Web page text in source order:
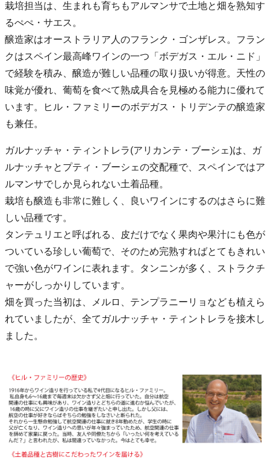
栽培担当は、生まれも育ちもアルマンサで土地と畑を熟知す
るぺぺ・サエス。
醸造家はオーストラリア人のフランク・ゴンザレス。フラン
クはスペイン最高峰ワインの一つ「ボデガス・エル・ニド」
で経験を積み、醸造が難しい品種の取り扱いが得意。天性の
味覚が優れ、葡萄を食べて熟成具合を見極める能力に優れて
います。ヒル・ファミリーのボデガス・トリデンテの醸造家
も兼任。
ガルナッチャ・ティントレラ(アリカンテ・ブーシェ)は、ガ
ルナッチャとプティ・ブーシェの交配種で、スペインではア
ルマンサでしか見られない土着品種。
栽培も醸造も非常に難しく、良いワインにするのはさらに難
しい品種です。
タンテュリエと呼ばれる、皮だけでなく果肉や果汁にも色が
ついている珍しい葡萄で、そのため完熟すればとてもきれい
で強い色がワインに表れます。タンニンが多く、ストラクチ
ャーがしっかりしています。
畑を買った当初は、メルロ、テンプラニーリョなども植えら
れていましたが、全てガルナッチャ・ティントレラを接木し
ました。